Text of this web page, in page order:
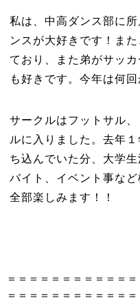
私は、中高ダンス部に
ンスが大好きです！ま
ており、また弟がサッ
も好きです。今年は何
サークルはフットサル
ルに入りました。去年
ち込んでいた分、大学
バイト、イベント事な
全部楽しみます！！
＝＝＝＝＝＝＝＝＝＝＝
＝＝＝＝＝＝＝＝＝＝＝